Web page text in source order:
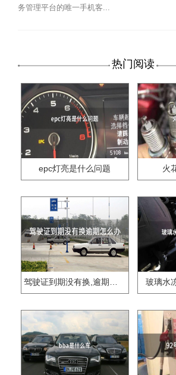
务管理平台的唯一手机客...
热门阅读
epc灯亮是什么问题 火
驾驶证到期没有换,逾期怎么办?? 玻璃水